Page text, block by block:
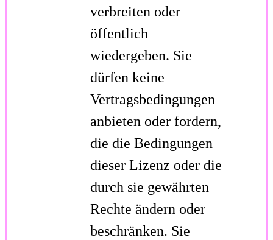
verbreiten oder
öffentlich
wiedergeben. Sie
dürfen keine
Vertragsbedingungen
anbieten oder fordern,
die die Bedingungen
dieser Lizenz oder die
durch sie gewährten
Rechte ändern oder
beschränken. Sie